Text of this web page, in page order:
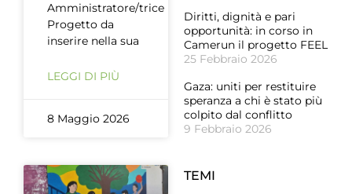
Amministratore/trice
Progetto da
inserire nella sua
LEGGI DI PIÙ
8 Maggio 2026
Diritti, dignità e pari
opportunità: in corso in
Camerun il progetto FEEL
25 Febbraio 2026
Gaza: uniti per restituire
speranza a chi è stato più
colpito dal conflitto
9 Febbraio 2026
TEMI